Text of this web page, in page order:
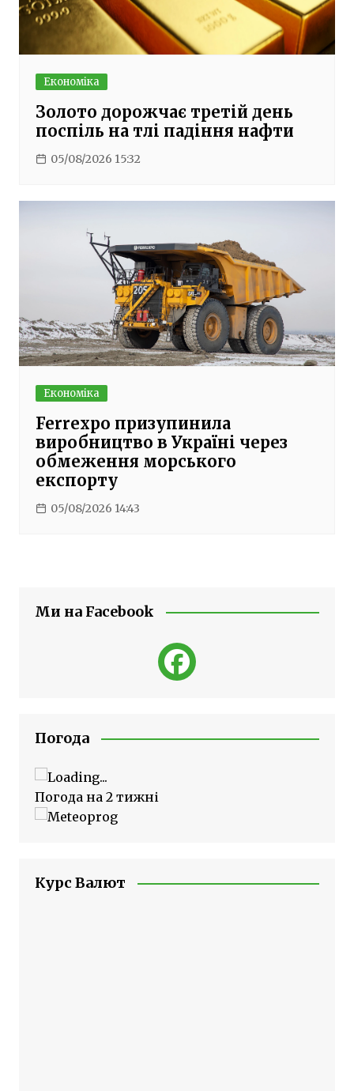
Економіка
Золото дорожчає третій день
поспіль на тлі падіння нафти
05/08/2026 15:32
Економіка
Ferrexpo призупинила
виробництво в Україні через
обмеження морського
експорту
05/08/2026 14:43
Ми на Facebook
Погода
Погода на 2 тижні
Курс Валют